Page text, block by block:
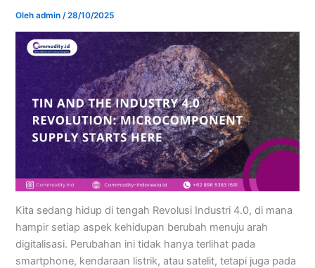
Olehadmin/28/10/2025
Kita sedang hidup di tengah Revolusi Industri 4.0, di mana
hampir setiap aspek kehidupan berubah menuju arah
digitalisasi. Perubahan ini tidak hanya terlihat pada
smartphone, kendaraan listrik, atau satelit, tetapi juga pada